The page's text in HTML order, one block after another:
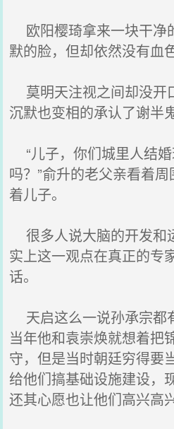
欧阳樱琦拿来一块干净
默的脸，但却依然没有血色
莫明天注视之间却没开
沉默也变相的承认了谢半
“儿子，你们城里人结
吗？”俞升的老父亲看着
着儿子。
很多人说大脑的开发和
实上这一观点在真正的专
话。
天启这么一说孙承宗都
当年他和袁崇焕就想着把
守，但是当时朝廷穷得要
给他们搞基础设施建设，
还其心愿也让他们高兴高兴